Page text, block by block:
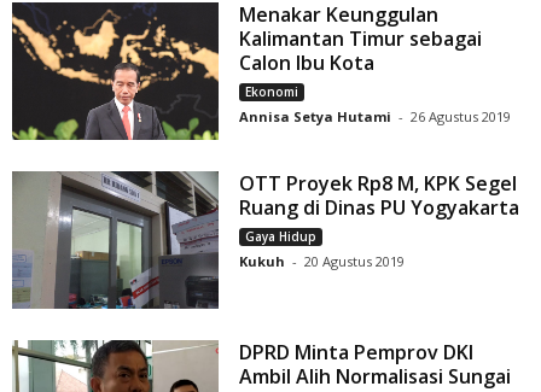
Menakar Keunggulan
Kalimantan Timur sebagai
Calon Ibu Kota
Ekonomi
Annisa Setya Hutami - 26 Agustus 2019
OTT Proyek Rp8 M, KPK Segel
Ruang di Dinas PU Yogyakarta
Gaya Hidup
Kukuh - 20 Agustus 2019
DPRD Minta Pemprov DKI
Ambil Alih Normalisasi Sungai